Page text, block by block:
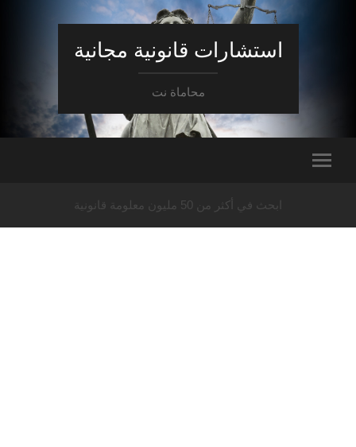
استشارات قانونية مجانية
محاماة نت
ابحث في أكثر من 50 مليون معلومة قانونية